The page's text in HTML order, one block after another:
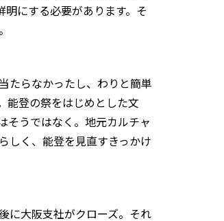
明にする必要があります。そ
たらなかったし、わりと簡単
能登の祭をはじめとした文
そうではなく。地元カルチャ
しく、能登を見直すきっかけ
に大阪支社がクローズ。それ